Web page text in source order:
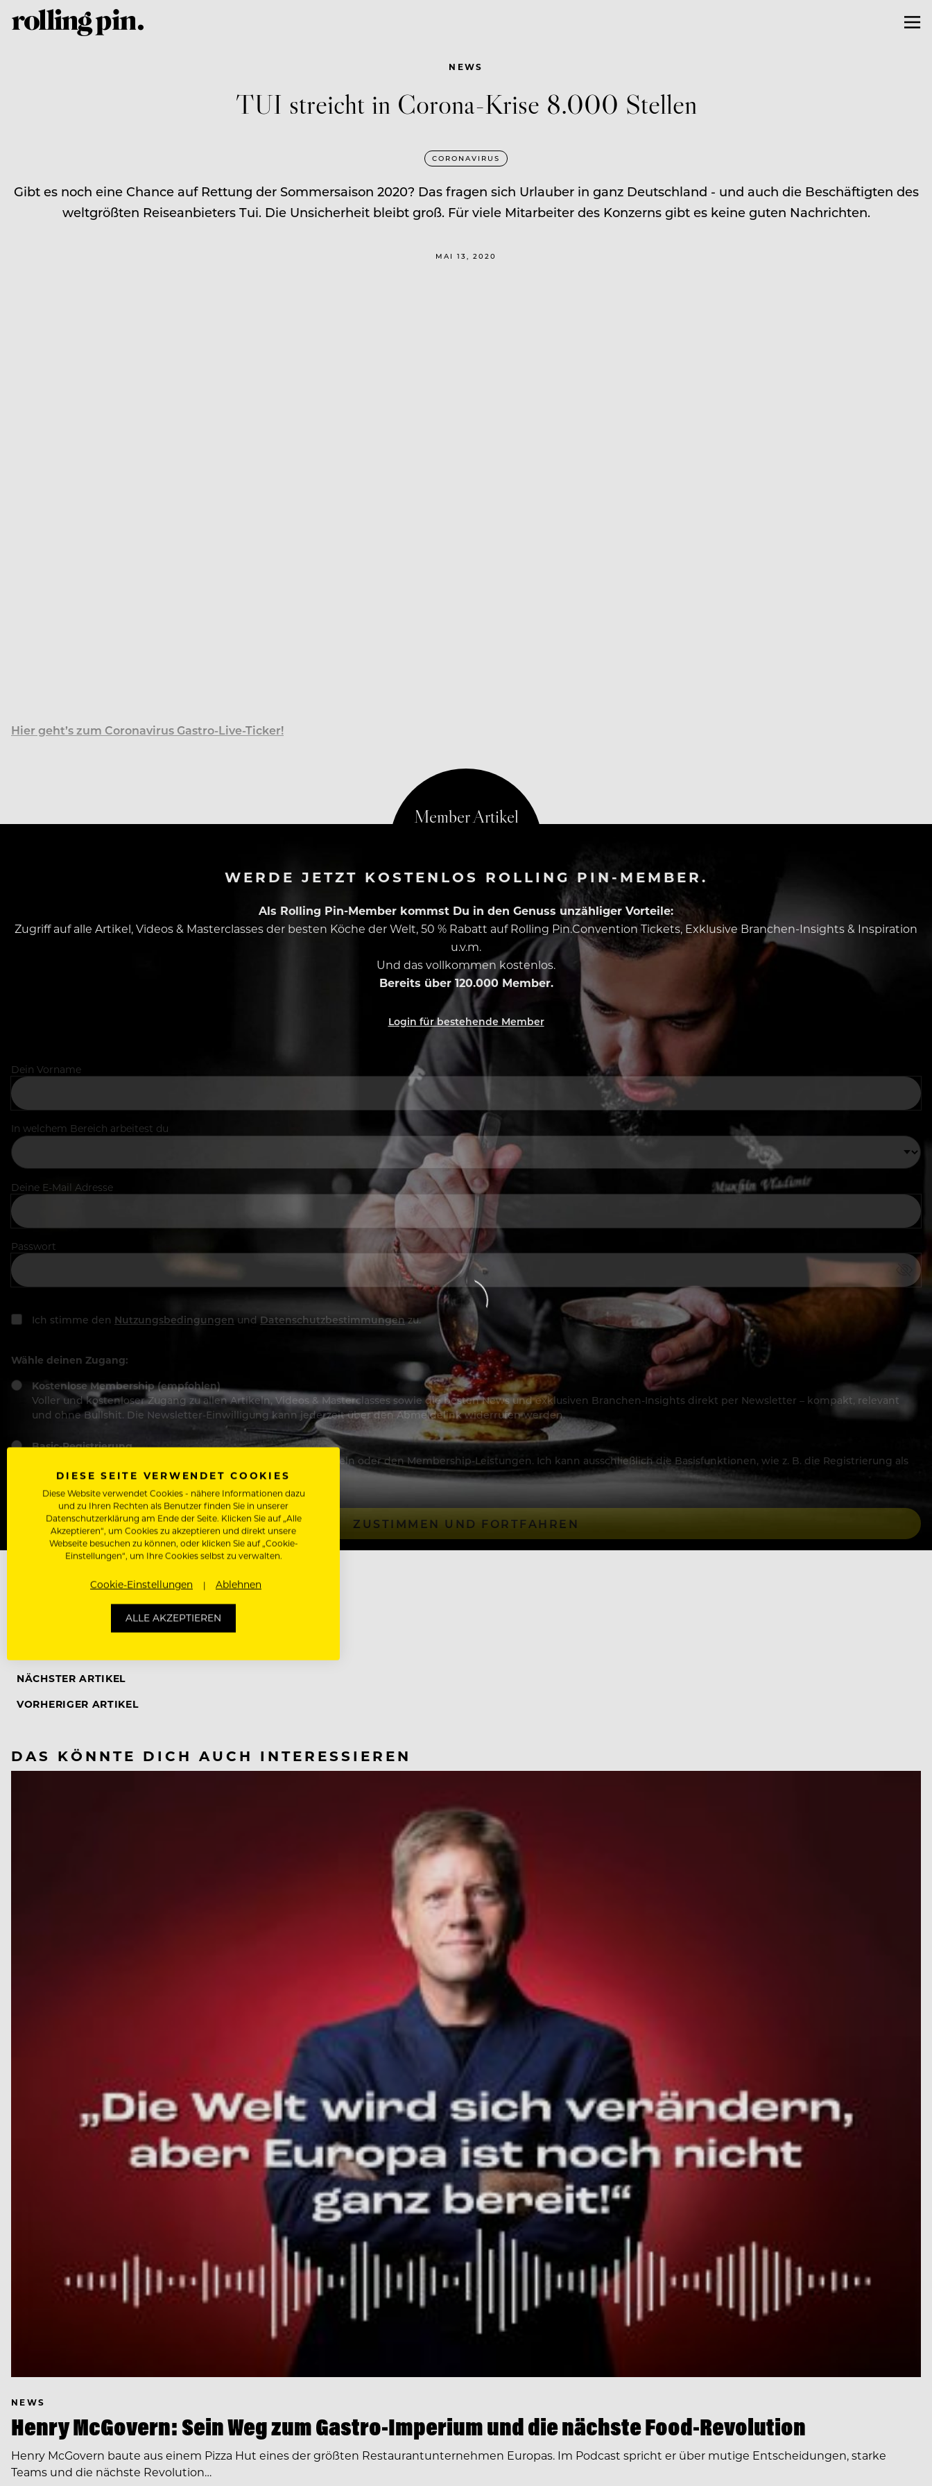
NEWS
TUI streicht in Corona-Krise 8.000 Stellen
CORONAVIRUS
Gibt es noch eine Chance auf Rettung der Sommersaison 2020? Das fragen sich Urlauber in ganz Deutschland - und auch die Beschäftigten des
weltgrößten Reiseanbieters Tui. Die Unsicherheit bleibt groß. Für viele Mitarbeiter des Konzerns gibt es keine guten Nachrichten.
MAI 13, 2020
Hier geht’s zum Coronavirus Gastro-Live-Ticker!
Tui steht nach starken Verlusten im Winter vor einer extrem schwierigen Sommersaison 2020 und will mehrere Tausend Jobs abbauen.
WERDE JETZT KOSTENLOS ROLLING PIN-MEMBER.
Als Rolling Pin-Member kommst Du in den Genuss unzähliger Vorteile:
Zugriff auf alle Artikel, Videos & Masterclasses der besten Köche der Welt, 50 % Rabatt auf Rolling Pin.Convention Tickets, Exklusive Branchen-Insights & Inspiration
u.v.m.
Und das vollkommen kostenlos.
Bereits über 120.000 Member.
Login für bestehende Member
Dein Vorname
In welchem Bereich arbeitest du
Deine E-Mail Adresse
Passwort
Ich stimme den Nutzungsbedingungen und Datenschutzbestimmungenzu.
Wähle deinen Zugang:
Kostenlose Membership (empfohlen)
Voller und kostenloser Zugang zu allen Artikeln, Videos & Masterclasses sowie die besten News und exklusiven Branchen-Insights direkt per Newsletter – kompakt, relevant
und ohne Bullshit. Die Newsletter-Einwilligung kann jederzeit über den Abmeldelink widerrufen werden.
Basic-Registrierung
Mit der Basic-Registrierung habe ich KEINEN Zugang zu Artikeln oder den Membership-Leistungen. Ich kann ausschließlich die Basisfunktionen, wie z. B. die Registrierung als
Bewerber, nutzen.
ZUSTIMMEN UND FORTFAHREN
NÄCHSTER ARTIKEL
VORHERIGER ARTIKEL
DAS KÖNNTE DICH AUCH INTERESSIEREN
NEWS
Henry McGovern: Sein Weg zum Gastro-Imperium und die nächste Food-Revolution
Henry McGovern baute aus einem Pizza Hut eines der größten Restaurantunternehmen Europas. Im Podcast spricht er über mutige Entscheidungen, starke
Teams und die nächste Revolution…
DIESE SEITE VERWENDET COOKIES
Diese Website verwendet Cookies - nähere Informationen dazu
und zu Ihren Rechten als Benutzer finden Sie in unserer
Datenschutzerklärung am Ende der Seite. Klicken Sie auf „Alle
Akzeptieren“, um Cookies zu akzeptieren und direkt unsere
Webseite besuchen zu können, oder klicken Sie auf „Cookie-
Einstellungen“, um Ihre Cookies selbst zu verwalten.
Cookie-Einstellungen Ablehnen
ALLE AKZEPTIEREN